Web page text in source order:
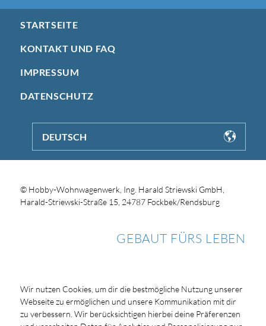
STARTSEITE
KONTAKT UND FAQ
IMPRESSUM
DATENSCHUTZ
DEUTSCH
© Hobby-Wohnwagenwerk, Ing. Harald Striewski GmbH,
Harald-Striewski-Straße 15, 24787 Fockbek/Rendsburg
GEBAUT FÜRS LEBEN
Wir nutzen Cookies, um dir die bestmögliche Nutzung unserer
Webseite zu ermöglichen und unsere Kommunikation mit dir
zu verbessern. Wir berücksichtigen hierbei deine Präferenzen